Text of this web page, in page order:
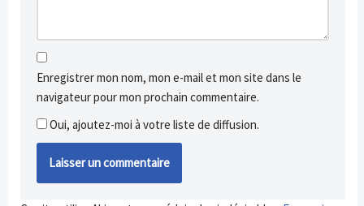
Enregistrer mon nom, mon e-mail et mon site dans le
navigateur pour mon prochain commentaire.
Oui, ajoutez-moi à votre liste de diffusion.